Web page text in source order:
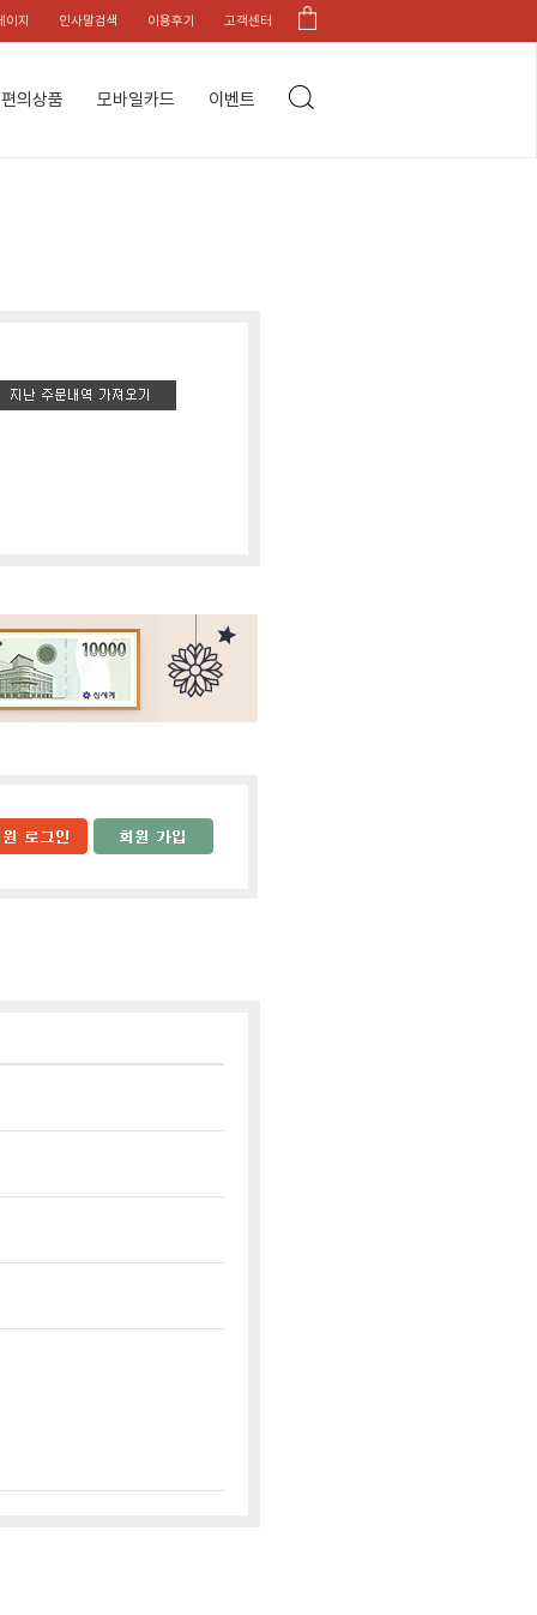
이지 인사말검색 이용후기 고객센터
편의상품 모바일카드 이벤트